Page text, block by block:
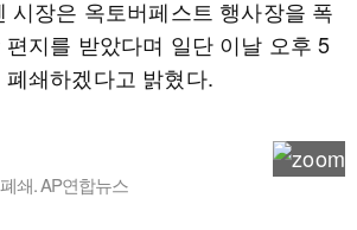
시장은 옥토버페스트 행사장을 폭
지를 받았다며 일단 이날 오후 5
쇄하겠다고 밝혔다.
쇄. AP연합뉴스